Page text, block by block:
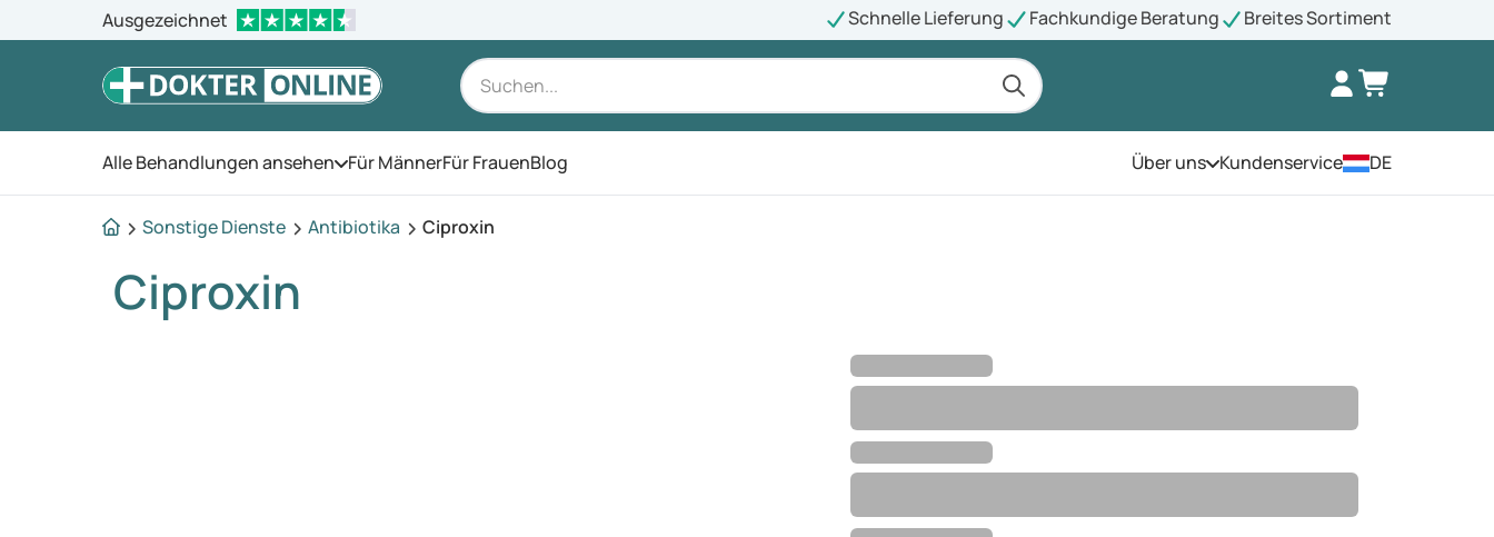
Ausgezeichnet Schnelle Lieferung Fachkundige Beratung Breites Sortiment
Alle Behandlungen ansehen Öffnen Sie das Menü
Für MännerFür FrauenBlog Über unsÖffnen Sie das Menü
Kundenservice DE
Sonstige Dienste Antibiotika Ciproxin
Ciproxin